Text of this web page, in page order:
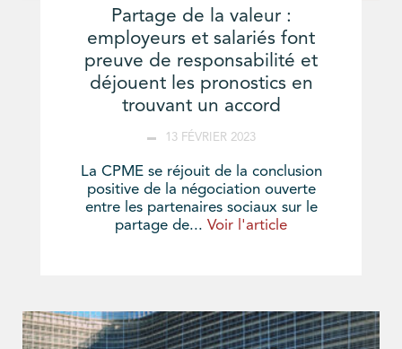
Partage de la valeur :
employeurs et salariés font
preuve de responsabilité et
déjouent les pronostics en
trouvant un accord
13 FÉVRIER 2023
La CPME se réjouit de la conclusion
positive de la négociation ouverte
entre les partenaires sociaux sur le
partage de... Voir l'article